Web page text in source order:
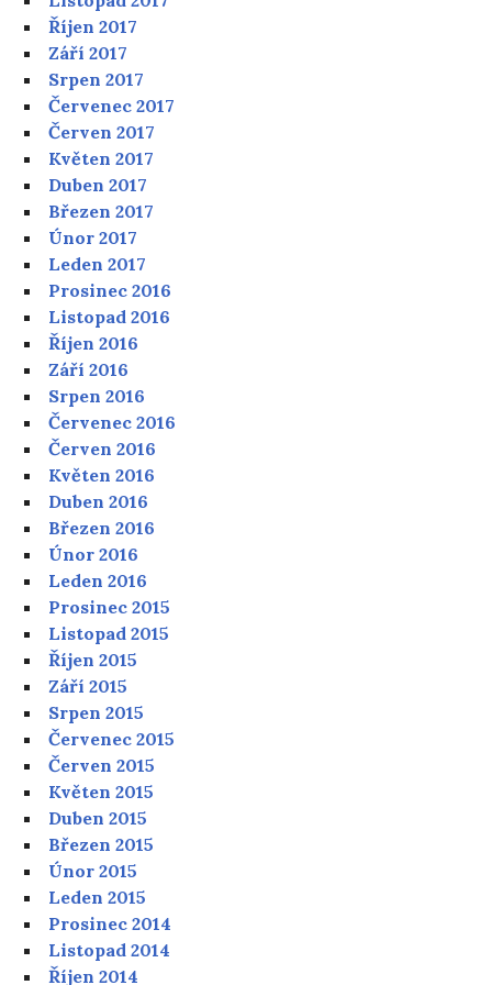
Říjen 2017
Září 2017
Srpen 2017
Červenec 2017
Červen 2017
Květen 2017
Duben 2017
Březen 2017
Únor 2017
Leden 2017
Prosinec 2016
Listopad 2016
Říjen 2016
Září 2016
Srpen 2016
Červenec 2016
Červen 2016
Květen 2016
Duben 2016
Březen 2016
Únor 2016
Leden 2016
Prosinec 2015
Listopad 2015
Říjen 2015
Září 2015
Srpen 2015
Červenec 2015
Červen 2015
Květen 2015
Duben 2015
Březen 2015
Únor 2015
Leden 2015
Prosinec 2014
Listopad 2014
Říjen 2014